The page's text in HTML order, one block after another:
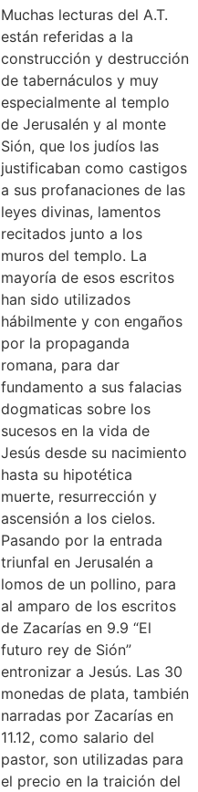
Muchas lecturas del A.T.
están referidas a la
construcción y destrucción
de tabernáculos y muy
especialmente al templo
de Jerusalén y al monte
Sión, que los judíos las
justificaban como castigos
a sus profanaciones de las
leyes divinas, lamentos
recitados junto a los
muros del templo. La
mayoría de esos escritos
han sido utilizados
hábilmente y con engaños
por la propaganda
romana, para dar
fundamento a sus falacias
dogmaticas sobre los
sucesos en la vida de
Jesús desde su nacimiento
hasta su hipotética
muerte, resurrección y
ascensión a los cielos.
Pasando por la entrada
triunfal en Jerusalén a
lomos de un pollino, para
al amparo de los escritos
de Zacarías en 9.9 “El
futuro rey de Sión”
entronizar a Jesús. Las 30
monedas de plata, también
narradas por Zacarías en
11.12, como salario del
pastor, son utilizadas para
el precio en la traición del